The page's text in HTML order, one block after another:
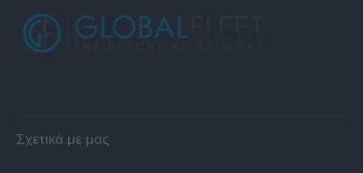
Σχετικά με μας